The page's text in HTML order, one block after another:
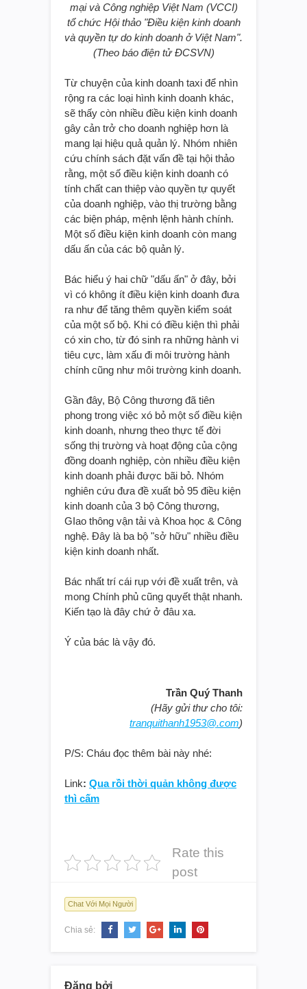
mại và Công nghiệp Việt Nam (VCCI)
tổ chức Hội thảo "Điều kiện kinh doanh
và quyền tự do kinh doanh ở Việt Nam".
(Theo báo điện tử ĐCSVN)
Từ chuyện của kinh doanh taxi để nhìn
rộng ra các loại hình kinh doanh khác,
sẽ thấy còn nhiều điều kiện kinh doanh
gây cản trở cho doanh nghiệp hơn là
mang lại hiệu quả quản lý. Nhóm nhiên
cứu chính sách đặt vấn đề tại hội thảo
rằng, một số điều kiện kinh doanh có
tính chất can thiệp vào quyền tự quyết
của doanh nghiệp, vào thị trường bằng
các biện pháp, mệnh lệnh hành chính.
Một số điều kiện kinh doanh còn mang
dấu ấn của các bộ quản lý.
Bác hiểu ý hai chữ "dấu ấn" ở đây, bởi
vì có không ít điều kiện kinh doanh đưa
ra như để tăng thêm quyền kiểm soát
của một số bộ. Khi có điều kiện thì phải
có xin cho, từ đó sinh ra những hành vi
tiêu cực, làm xấu đi môi trường hành
chính cũng như môi trường kinh doanh.
Gần đây, Bộ Công thương đã tiên
phong trong việc xó bỏ một số điều kiện
kinh doanh, nhưng theo thực tế đời
sống thị trường và hoạt động của cộng
đồng doanh nghiệp, còn nhiều điều kiện
kinh doanh phải được bãi bỏ. Nhóm
nghiên cứu đưa đề xuất bỏ 95 điều kiện
kinh doanh của 3 bộ Công thương,
GIao thông vận tải và Khoa học & Công
nghệ. Đây là ba bộ "sở hữu" nhiều điều
kiện kinh doanh nhất.
Bác nhất trí cái rụp với đề xuất trên, và
mong Chính phủ cũng quyết thật nhanh.
Kiến tạo là đây chứ ở đâu xa.
Ý của bác là vậy đó.
Trần Quý Thanh
(Hãy gửi thư cho tôi:
tranquithanh1953@.com)
P/S: Cháu đọc thêm bài này nhé:
Link: Qua rồi thời quản không được
thì cấm
Rate this
post
Chat Với Mọi Người
Chia sẻ:
Đăng bởi